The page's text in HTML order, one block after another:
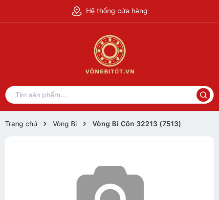
Hệ thống cửa hàng
Trang chủ Vòng Bi Vòng Bi Côn 32213 (7513)